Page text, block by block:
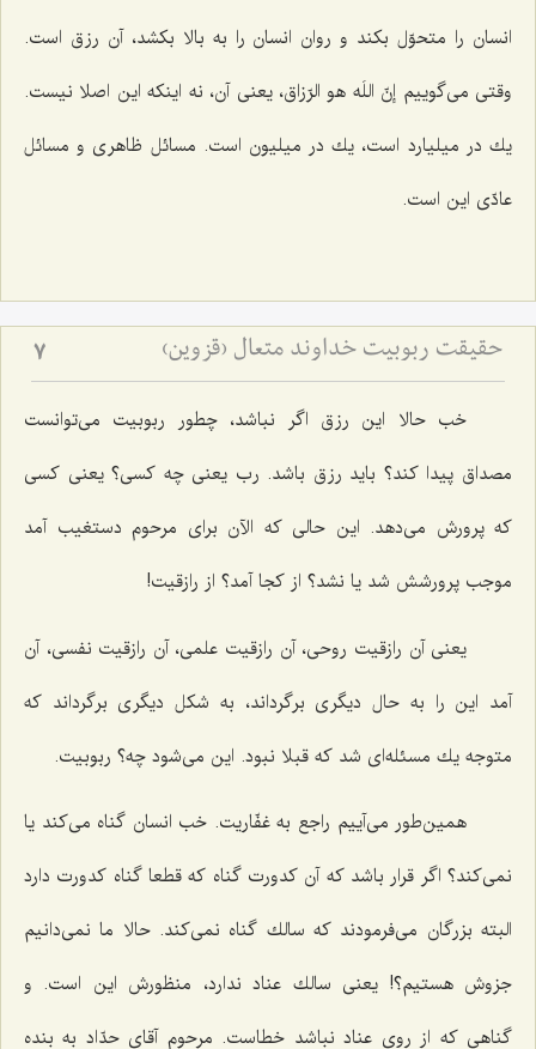
انسان را متحوّل بكند و روان انسان را به بالا بكشد، آن رزق است.
وقتی می‌گوییم‌ إنّ اللَه هو الرّزاق‌، یعنی آن، نه اینكه این اصلا نیست.
یك در میلیارد است، یك در میلیون است. مسائل ظاهری و مسائل‌
عادّی این است.
حقیقت ربوبیت خداوند متعال (قزوین) 7
خب حالا این رزق اگر نباشد، چطور ربوبیت می‌توانست
مصداق پیدا كند؟ باید رزق باشد. رب یعنی چه كسی؟ یعنی كسی
كه پرورش می‌دهد. این حالی كه الآن برای مرحوم دستغیب آمد
موجب پرورشش شد یا نشد؟ از كجا آمد؟ از رازقیت!
یعنی آن رازقیت روحی، آن رازقیت علمی، آن رازقیت نفسی، آن
آمد این را به حال دیگری برگرداند، به شكل دیگری برگرداند كه
متوجه یك مسئله‌ای شد كه قبلا نبود. این می‌شود چه؟ ربوبیت.
همین‌طور می‌آییم راجع به غفّاریت. خب انسان گناه می‌كند یا
نمی‌كند؟ اگر قرار باشد كه آن كدورت گناه كه قطعا گناه كدورت دارد
البته بزرگان می‌فرمودند كه سالك گناه نمی‌كند. حالا ما نمی‌دانیم
جزوش هستیم؟! یعنی سالك عناد ندارد، منظورش این است. و
گناهی كه از روی عناد نباشد خطاست. مرحوم آقای حدّاد به بنده